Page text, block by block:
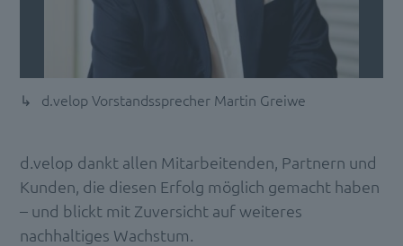
d.velop Vorstandssprecher Martin Greiwe
d.velop dankt allen Mitarbeitenden, Partnern und
Kunden, die diesen Erfolg möglich gemacht haben
– und blickt mit Zuversicht auf weiteres
nachhaltiges Wachstum.